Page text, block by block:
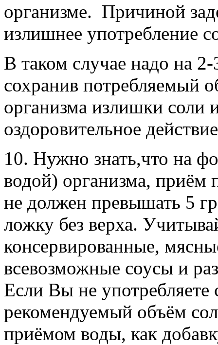
организме. Причиной
излишнее употребление
В таком случае надо на 2-
сохранив потребляемый
организма излишки соли
оздоровительное
10. Нужно знать,что на
водой) организма, приём
не должен превышать 5
ложку без верха.
консервированные,
всевозможные соусы и
Если Вы не употребляете
рекомендуемый объём
приёмом воды, как